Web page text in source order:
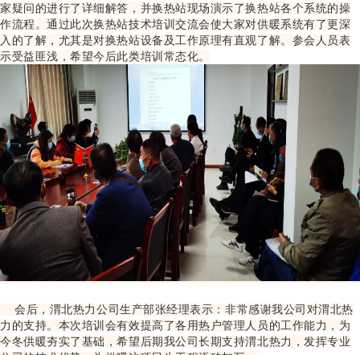
家 疑问的进行了详细解答， 并换热站现场演示了换热站各个系统的操
作流程。通过此次换热站技术培训交流会使大家对供暖系统有了更深
入的了解，尤其是对换热站设备及工作原理有直观了解。参会人员表
示受益匪浅，希望今后此类培训常态化。
会后，渭北热力公司生产部张经理表示：非常感谢我公司对渭北热
力的支持。本次培训会有效提高了各用热户管理人员的工作能力，为
今冬供暖夯实了基础，希望后期我公司长期支持渭北热力，发挥专业